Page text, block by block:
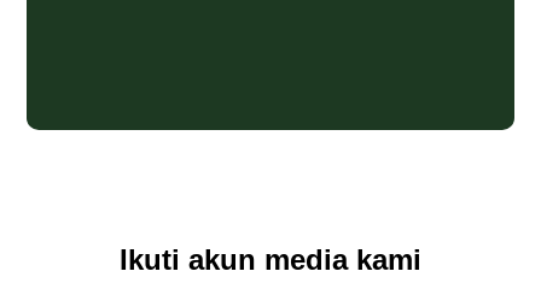
Ikuti akun media kami